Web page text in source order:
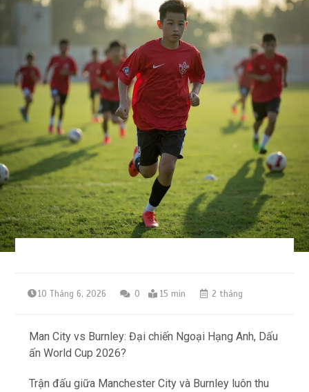
10 Tháng 6, 2026 0 15 min 2 tháng
Man City vs Burnley: Đại chiến Ngoại Hạng Anh, Dấu
ấn World Cup 2026?
Trận đấu giữa Manchester City và Burnley luôn thu